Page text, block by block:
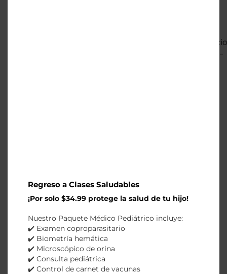
Regreso a Clases Saludables
¡Por solo $34.99 protege la salud de tu hijo!
Nuestro Paquete Médico Pediátrico incluye:
✔️ Examen coproparasitario
✔️ Biometría hemática
✔️ Microscópico de orina
✔️ Consulta pediátrica
✔️ Control de carnet de vacunas